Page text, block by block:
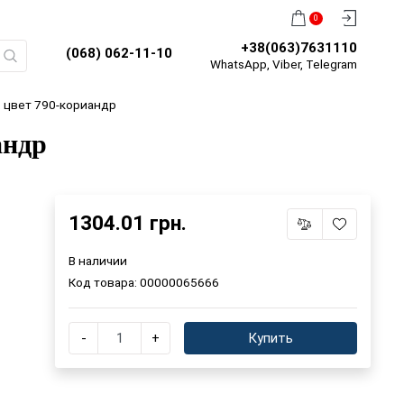
(068) 062-11-10
0
+38(063)7631110
WhatsApp, Viber, Telegram
цвет 790-кориандр
1304.01 грн.
В наличии
Код товара: 00000065666
- + Купить